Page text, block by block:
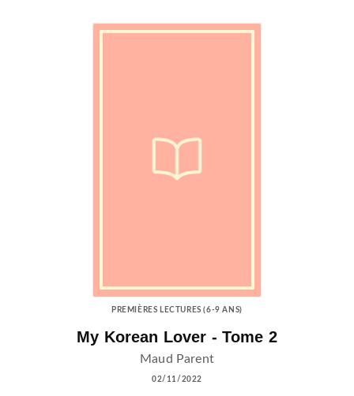
PREMIÈRES LECTURES (6-9 ANS)
My Korean Lover - Tome 2
Maud Parent
02/11/2022